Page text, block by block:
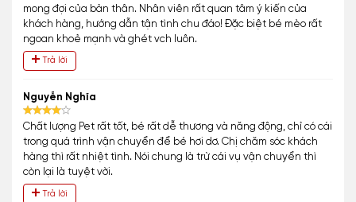
mong đợi của bản thân. Nhân viên rất quan tâm ý kiến của
khách hàng, hướng dẫn tận tình chu đáo! Đặc biệt bé mèo rất
ngoan khoẻ mạnh và ghét vch luôn.
Trả lời
Nguyễn Nghĩa
Chất lượng Pet rất tốt, bé rất dễ thương và năng động, chỉ có cái
trong quá trình vận chuyển để bé hơi dơ. Chị chăm sóc khách
hàng thì rất nhiệt tình. Nói chung là trừ cái vụ vận chuyển thì
còn lại là tuyệt vời.
Trả lời